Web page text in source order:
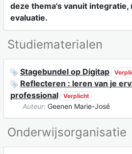
deze thema's vanuit integratie,
evaluatie.
Studiematerialen
Stagebundel op Digitap
Reflecteren : leren van je
professional
Verplicht
Auteur: Geenen Marie-José
Onderwijsorganisatie